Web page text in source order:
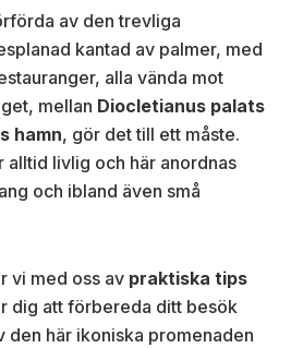
av den trevliga
kantad av palmer, med
alla vända mot
mellan Diocletianus palats
hamn, gör det till ett måste.
alltid livlig och här anordnas
och ibland även små
vi med oss av praktiska tips
dig att förbereda ditt besök
den här ikoniska promenaden